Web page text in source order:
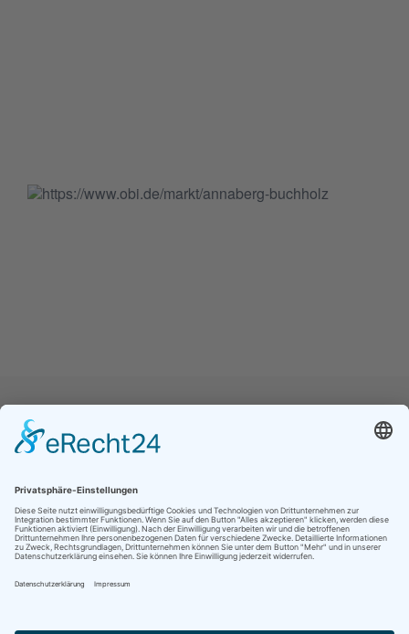
Jetzt folgen für noch mehr Einblicke ins
Vereinsleben: